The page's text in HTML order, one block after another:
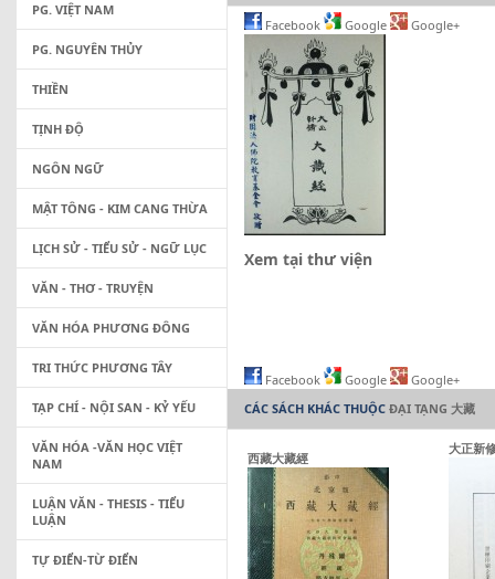
Facebook Google Google+
Xem tại thư viện
Facebook Google
Google+
CÁC SÁCH KHÁC THUỘC ĐẠI TẠNG 大藏
西藏大藏經
大正新
PG. VIỆT NAM
PG. NGUYÊN THỦY
THIỀN
TỊNH ĐỘ
NGÔN NGỮ
MẬT TÔNG - KIM CANG THỪA
LỊCH SỬ - TIỂU SỬ - NGỮ LỤC
VĂN - THƠ - TRUYỆN
VĂN HÓA PHƯƠNG ĐÔNG
TRI THỨC PHƯƠNG TÂY
TẠP CHÍ - NỘI SAN - KỶ YẾU
VĂN HÓA -VĂN HỌC VIỆT
NAM
LUẬN VĂN - THESIS - TIỂU
LUẬN
TỰ ĐIỂN-TỪ ĐIỂN